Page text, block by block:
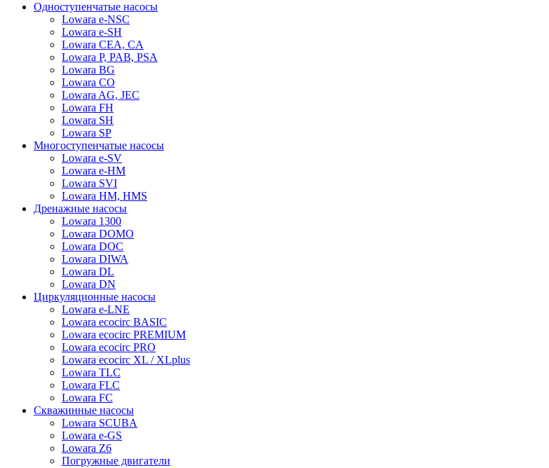
Одноступенчатые насосы
Lowara e-NSC
Lowara e-SH
Lowara CEA, CA
Lowara P, PAB, PSA
Lowara BG
Lowara CO
Lowara AG, JEC
Lowara FH
Lowara SH
Lowara SP
Многоступенчатые насосы
Lowara e-SV
Lowara e-HM
Lowara SVI
Lowara HM, HMS
Дренажные насосы
Lowara 1300
Lowara DOMO
Lowara DOC
Lowara DIWA
Lowara DL
Lowara DN
Циркуляционные насосы
Lowara e-LNE
Lowara ecocirc BASIC
Lowara ecocirc PREMIUM
Lowara ecocirc PRO
Lowara ecocirc XL / XLplus
Lowara TLC
Lowara FLC
Lowara FC
Скважинные насосы
Lowara SCUBA
Lowara e-GS
Lowara Z6
Погружные двигатели